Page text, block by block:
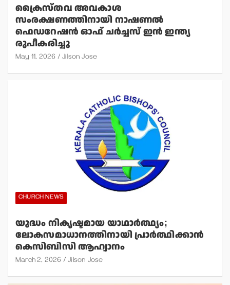
ക്രൈസ്തവ അവകാശ
സംരക്ഷണത്തിനായി നാഷണല്‍
ഫെഡറേഷന്‍ ഓഫ് ചര്‍ച്ചസ് ഇന്‍ ഇന്ത്യ
രൂപീകരിച്ചു
May 11, 2026 Jilson Jose
CHURCH NEWS
യുദ്ധം നികൃഷ്ടമായ യാഥാര്‍ത്ഥ്യം;
ലോകസമാധാനത്തിനായി പ്രാര്‍ത്ഥിക്കാന്‍
കെസിബിസി ആഹ്വാനം
March 2, 2026 Jilson Jose